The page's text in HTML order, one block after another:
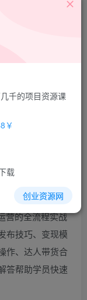
省钱，可保存购
营的全流程实战
布技巧、变现模
作、达人带货合
答帮助学员快速
千的项目资源课
￥
载
创业资源网